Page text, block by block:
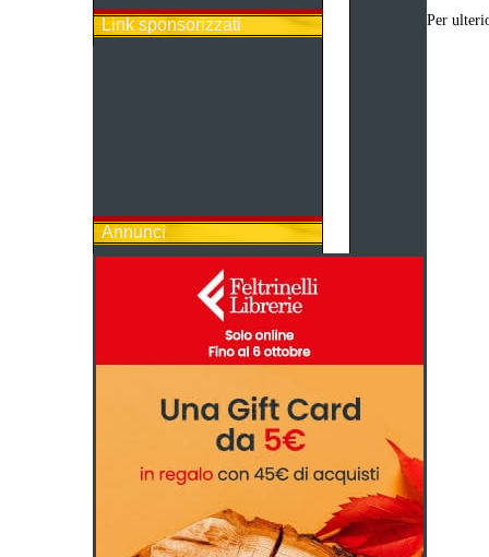
Link sponsorizzati
Annunci
Per